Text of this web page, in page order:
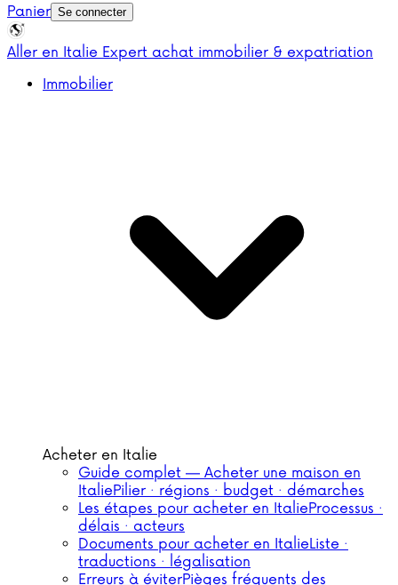
Panier Se connecter
Aller en Italie Expert achat immobilier & expatriation
Immobilier
Acheter en Italie
Guide complet — Acheter une maison en
ItaliePilier · régions · budget · démarches
Les étapes pour acheter en ItalieProcessus ·
délais · acteurs
Documents pour acheter en ItalieListe ·
traductions · légalisation
Erreurs à éviterPièges fréquents des